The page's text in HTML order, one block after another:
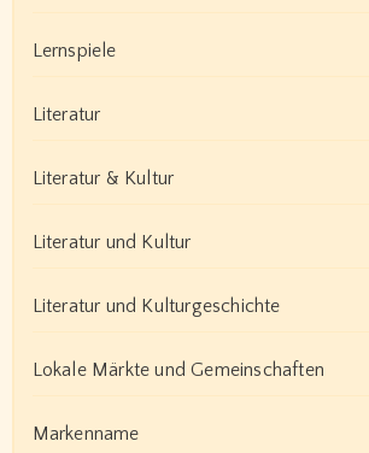
Lernspiele
Literatur
Literatur & Kultur
Literatur und Kultur
Literatur und Kulturgeschichte
Lokale Märkte und Gemeinschaften
Markenname